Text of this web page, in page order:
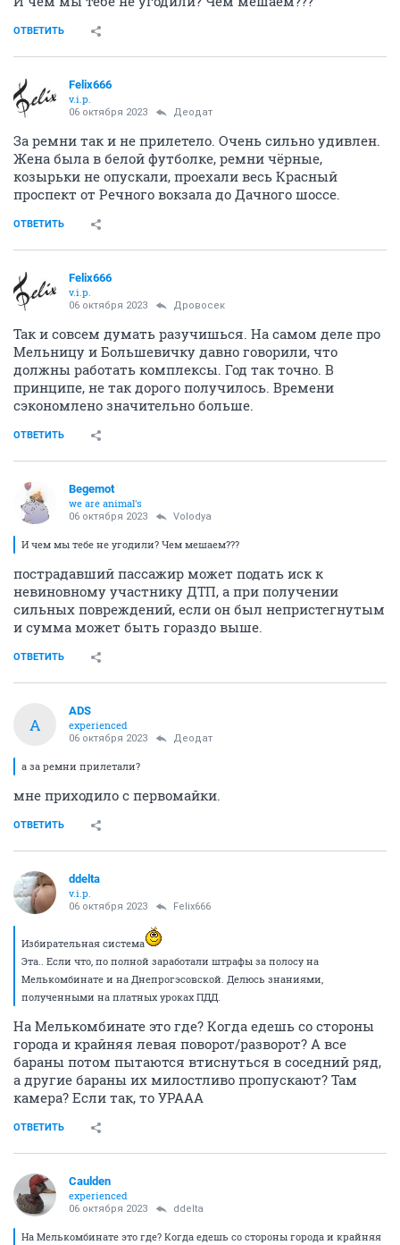
ОТВЕТИТЬ
Felix666
v.i.p.
06 октября 2023 Деодат
За ремни так и не прилетело. Очень сильно удивлен.
Жена была в белой футболке, ремни чёрные,
козырьки не опускали, проехали весь Красный
проспект от Речного вокзала до Дачного шоссе.
ОТВЕТИТЬ
Felix666
v.i.p.
06 октября 2023 Дровосек
Так и совсем думать разучишься. На самом деле про
Мельницу и Большевичку давно говорили, что
должны работать комплексы. Год так точно. В
принципе, не так дорого получилось. Времени
сэкономлено значительно больше.
ОТВЕТИТЬ
Begemot
we are animal's
06 октября 2023 Volodya
И чем мы тебе не угодили? Чем мешаем???
пострадавший пассажир может подать иск к
невиновному участнику ДТП, а при получении
сильных повреждений, если он был непристегнутым
и сумма может быть гораздо выше.
ОТВЕТИТЬ
A
ADS
experienced
06 октября 2023 Деодат
а за ремни прилетали?
мне приходило с первомайки.
ОТВЕТИТЬ
ddelta
v.i.p.
06 октября 2023 Felix666
Избирательная система
Эта.. Если что, по полной заработали штрафы за полосу на
Мелькомбинате и на Днепрогэсовской. Делюсь знаниями,
полученными на платных уроках ПДД.
На Мелькомбинате это где? Когда едешь со стороны
города и крайняя левая поворот/разворот? А все
бараны потом пытаются втиснуться в соседний ряд,
а другие бараны их милостливо пропускают? Там
камера? Если так, то УРААА
ОТВЕТИТЬ
Caulden
experienced
06 октября 2023 ddelta
На Мелькомбинате это где? Когда едешь со стороны города и крайняя